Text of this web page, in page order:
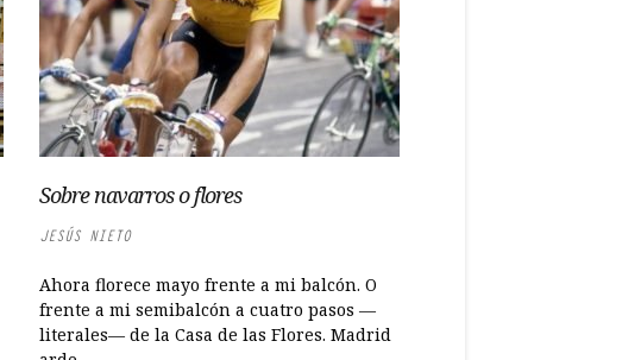
Sobre navarros o flores
JESÚS NIETO
Ahora florece mayo frente a mi balcón. O
frente a mi semibalcón a cuatro pasos —
literales— de la Casa de las Flores. Madrid